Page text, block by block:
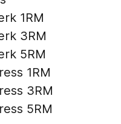
1RM
3RM
5RM
1RM
3RM
5RM